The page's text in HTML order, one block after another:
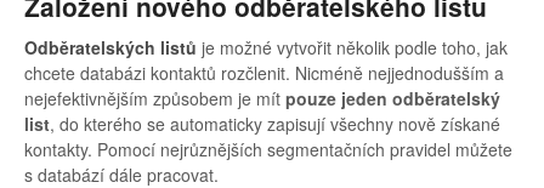
Odběratelských listů je možné vytvořit několik podle toho, jak
chcete databázi kontaktů rozčlenit. Nicméně nejjednodušším a
nejefektivnějším způsobem je mít pouze jeden odběratelský
list, do kterého se automaticky zapisují všechny nově získané
kontakty. Pomocí nejrůznějších segmentačních pravidel můžete
s databází dále pracovat.